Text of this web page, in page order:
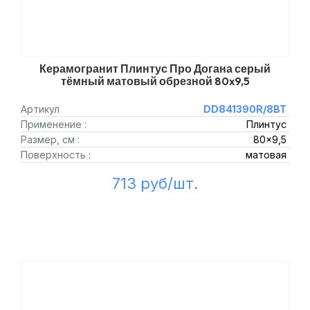
Керамогранит Плинтус Про Догана серый
тёмный матовый обрезной 80x9,5
Артикул
DD841390R/8BT
Применение :
Плинтус
Размер, см :
80x9,5
Поверхность :
матовая
713 руб/шт.